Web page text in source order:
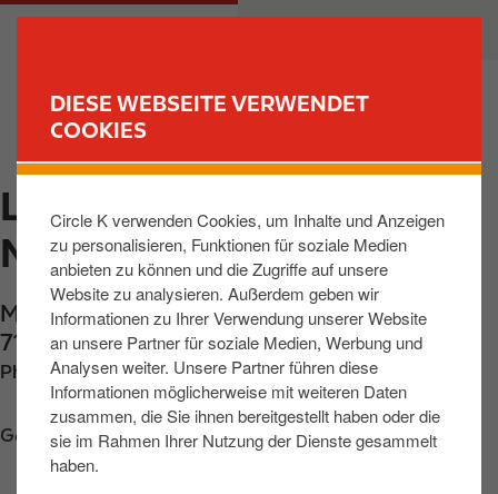
DIESE WEBSEITE VERWENDET
COOKIES
Circle K verwenden Cookies, um Inhalte und Anzeigen
zu personalisieren, Funktionen für soziale Medien
anbieten zu können und die Zugriffe auf unsere
Website zu analysieren. Außerdem geben wir
Informationen zu Ihrer Verwendung unserer Website
an unsere Partner für soziale Medien, Werbung und
Analysen weiter. Unsere Partner führen diese
Informationen möglicherweise mit weiteren Daten
zusammen, die Sie ihnen bereitgestellt haben oder die
sie im Rahmen Ihrer Nutzung der Dienste gesammelt
haben.
u
m
h
a
l
M
v
LUDWIGSBURG,
MARTIN-LUTHER-STR
Martin-Luther-Strasse 11,Ludwigsburg,
71636,DE
Phone: +497141923171
Get directions